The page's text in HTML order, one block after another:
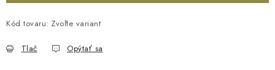
Kód tovaru: Zvoľte variant
Tlač Opýtať sa